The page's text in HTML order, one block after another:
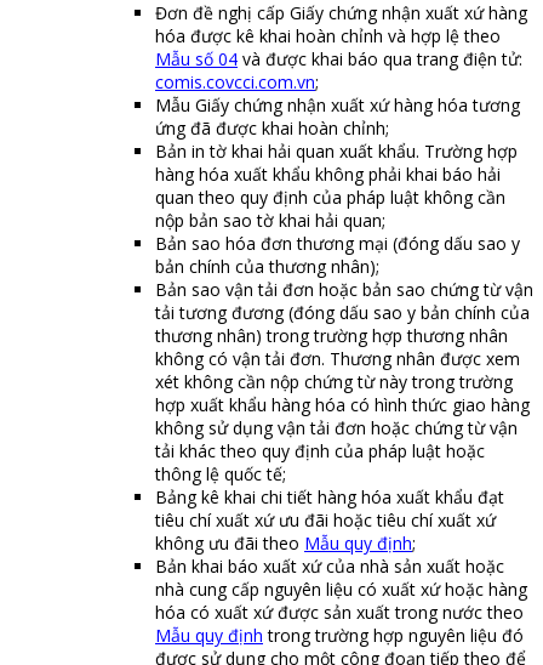
Đơn đề nghị cấp Giấy chứng nhận xuất xứ hàng
hóa được kê khai hoàn chỉnh và hợp lệ theo
Mẫu số 04 và được khai báo qua trang điện tử:
comis.covcci.com.vn;
Mẫu Giấy chứng nhận xuất xứ hàng hóa tương
ứng đã được khai hoàn chỉnh;
Bản in tờ khai hải quan xuất khẩu. Trường hợp
hàng hóa xuất khẩu không phải khai báo hải
quan theo quy định của pháp luật không cần
nộp bản sao tờ khai hải quan;
Bản sao hóa đơn thương mại (đóng dấu sao y
bản chính của thương nhân);
Bản sao vận tải đơn hoặc bản sao chứng từ vận
tải tương đương (đóng dấu sao y bản chính của
thương nhân) trong trường hợp thương nhân
không có vận tải đơn. Thương nhân được xem
xét không cần nộp chứng từ này trong trường
hợp xuất khẩu hàng hóa có hình thức giao hàng
không sử dụng vận tải đơn hoặc chứng từ vận
tải khác theo quy định của pháp luật hoặc
thông lệ quốc tế;
Bảng kê khai chi tiết hàng hóa xuất khẩu đạt
tiêu chí xuất xứ ưu đãi hoặc tiêu chí xuất xứ
không ưu đãi theo Mẫu quy định;
Bản khai báo xuất xứ của nhà sản xuất hoặc
nhà cung cấp nguyên liệu có xuất xứ hoặc hàng
hóa có xuất xứ được sản xuất trong nước theo
Mẫu quy định trong trường hợp nguyên liệu đó
được sử dụng cho một công đoạn tiếp theo để